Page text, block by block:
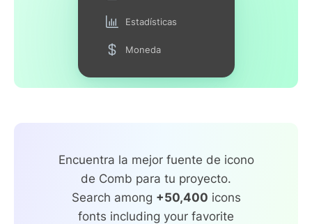
Estadísticas
Moneda
Encuentra la mejor fuente de icono
de Comb para tu proyecto.
Search among +50,400 icons
fonts including your favorite